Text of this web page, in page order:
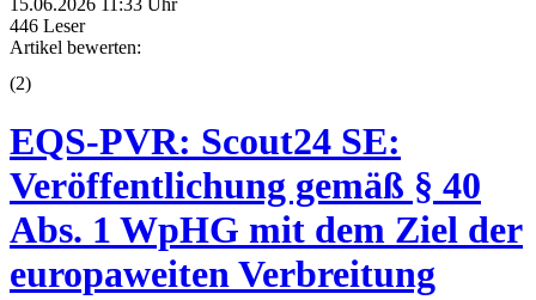
446 Leser
Artikel bewerten:
(2)
EQS-PVR: Scout24 SE:
Veröffentlichung gemäß § 40
Abs. 1 WpHG mit dem Ziel der
europaweiten Verbreitung